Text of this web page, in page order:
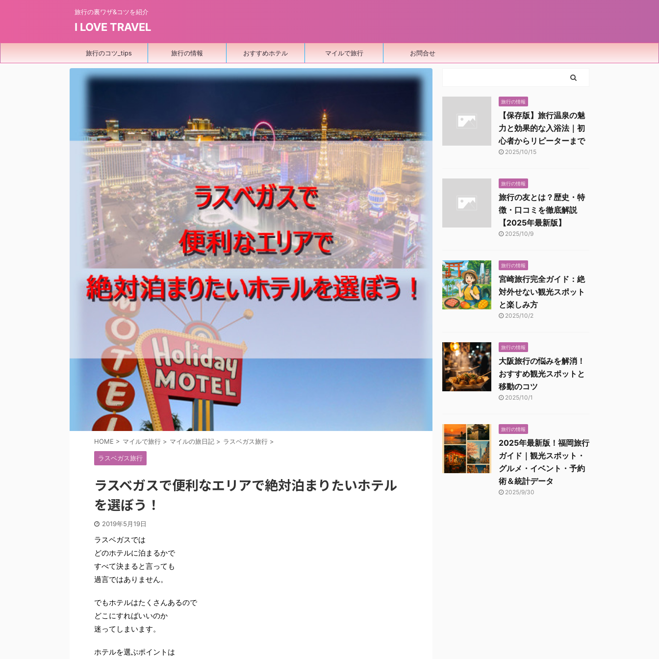
旅行の裏ワザ&コツを紹介
I LOVE TRAVEL
旅行のコツ_tips 旅行の情報 おすすめホテル マイルで旅行 お問合せ
HOME > マイルで旅行 > マイルの旅日記 > ラスベガス旅行 >
ラスベガス旅行
ラスベガスで便利なエリアで絶対泊まりたいホテル
を選ぼう！
2019年5月19日
ラスベガスでは
どのホテルに泊まるかで
すべて決まると言っても
過言ではありません。
でもホテルはたくさんあるので
どこにすればいいのか
迷ってしまいます。
ホテルを選ぶポイントは
旅行の情報
【保存版】旅行温泉の魅
力と効果的な入浴法｜初
心者からリピーターまで
2025/10/15
旅行の情報
旅行の友とは？歴史・特
徴・口コミを徹底解説
【2025年最新版】
2025/10/9
旅行の情報
宮崎旅行完全ガイド：絶
対外せない観光スポット
と楽しみ方
2025/10/2
旅行の情報
大阪旅行の悩みを解消！
おすすめ観光スポットと
移動のコツ
2025/10/1
旅行の情報
2025年最新版！福岡旅行
ガイド｜観光スポット・
グルメ・イベント・予約
術＆統計データ
2025/9/30